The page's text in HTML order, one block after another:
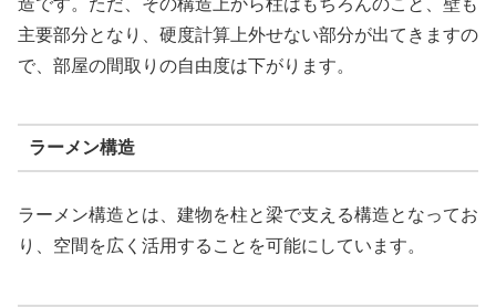
造です。ただ、その構造上から柱はもちろんのこと、壁も
主要部分となり、硬度計算上外せない部分が出てきますの
で、部屋の間取りの自由度は下がります。
ラーメン構造
ラーメン構造とは、建物を柱と梁で支える構造となってお
り、空間を広く活用することを可能にしています。